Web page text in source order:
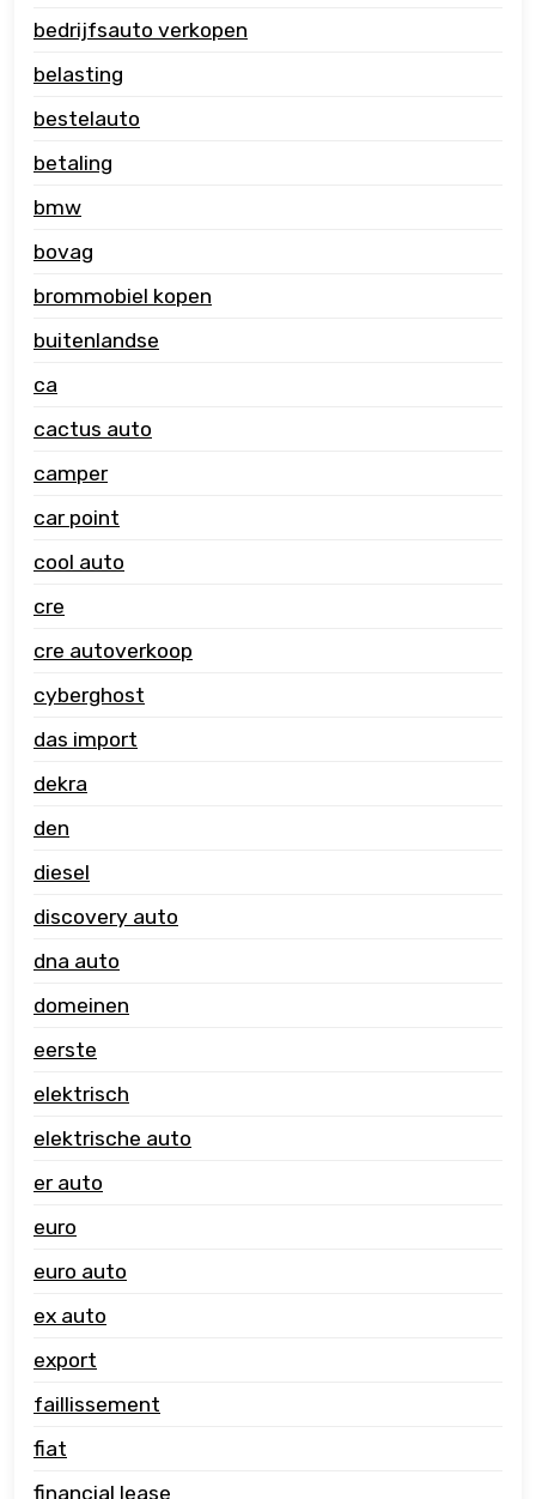
bedrijfsauto verkopen
belasting
bestelauto
betaling
bmw
bovag
brommobiel kopen
buitenlandse
ca
cactus auto
camper
car point
cool auto
cre
cre autoverkoop
cyberghost
das import
dekra
den
diesel
discovery auto
dna auto
domeinen
eerste
elektrisch
elektrische auto
er auto
euro
euro auto
ex auto
export
faillissement
fiat
financial lease